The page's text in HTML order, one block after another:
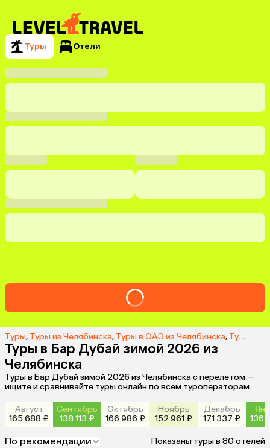
Туры Отели
Туры, Туры из Челябинска, Туры в ОАЭ из Челябинска, Туры в Бар Дубай из Челябинска
Туры в Бар Дубай зимой 2026 из
Челябинска
Туры в Бар Дубай зимой 2026 из Челябинска с перелетом —
ищите и сравнивайте туры онлайн по всем туроператорам.
Август
165 688 ₽
Сентябрь
138 113 ₽
Октябрь
166 986 ₽
Ноябрь
152 961 ₽
Декабрь
171 337 ₽
136
По рекомендации Показаны туры в 80 отелей